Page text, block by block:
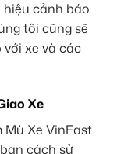
cảnh báo
tôi cũng sẽ
xe và các
Xe
Xe VinFast
cách sử